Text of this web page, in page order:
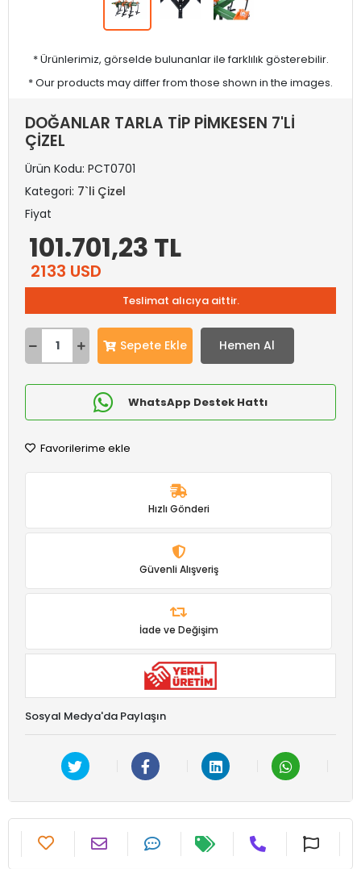
* Ürünlerimiz, görselde bulunanlar ile farklılık gösterebilir.
* Our products may differ from those shown in the images.
DOĞANLAR TARLA TİP PİMKESEN 7'Lİ
ÇİZEL
Ürün Kodu: PCT0701
Kategori: 7`li Çizel
Fiyat
101.701,23 TL
2133 USD
Teslimat alıcıya aittir.
Sepete Ekle Hemen Al
WhatsApp Destek Hattı
Favorilerime ekle
Hızlı Gönderi
Güvenli Alışveriş
İade ve Değişim
Sosyal Medya'da Paylaşın